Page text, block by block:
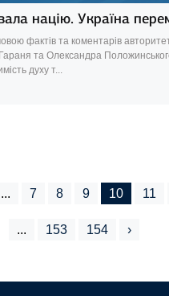
націю. Україна
фактів та коментарів
Гараня та Олександра
духу т...
... 7 8 9 10 11
... 153 154 ›